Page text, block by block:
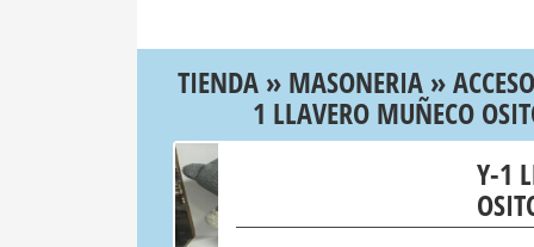
TIENDA» MASONERIA»
1 LLAVERO MUÑECO
Y-1